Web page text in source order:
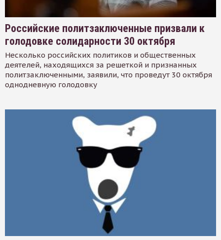
Российские политзаключенные призвали к
голодовке солидарности 30 октября
Несколько российских политиков и общественных
деятелей, находящихся за решеткой и признанных
политзаключенными, заявили, что проведут 30 октября
однодневную голодовку